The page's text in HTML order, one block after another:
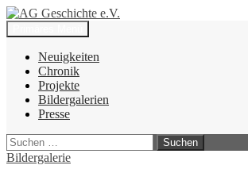
Zum
Inhalt
springen
AG Geschichte e.V.
Suchen
Neuigkeiten
Chronik
Projekte
Bildergalerien
Presse
Suchen
nach:
Bildergalerie